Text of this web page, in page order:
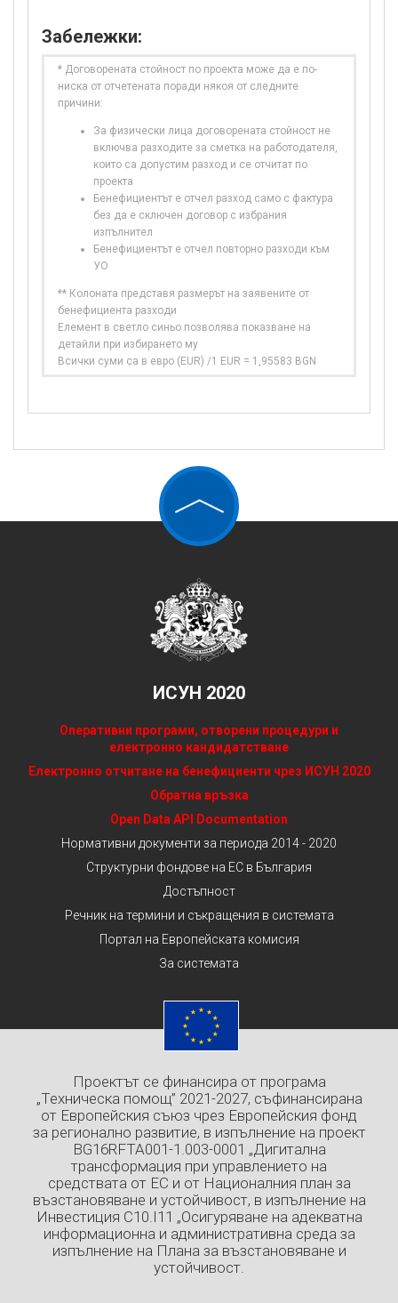
Забележки:
* Договорената стойност по проекта може да е по-
ниска от отчетената поради някоя от следните
причини:
За физически лица договорената стойност не
включва разходите за сметка на работодателя,
които са допустим разход и се отчитат по
проекта
Бенефициентът е отчел разход само с фактура
без да е сключен договор с избрания
изпълнител
Бенефициентът е отчел повторно разходи към
УО
** Колоната представя размерът на заявените от
бенефициента разходи
Елемент в светло синьо позволява показване на
детайли при избирането му
Всички суми са в евро (EUR) /1 EUR = 1,95583 BGN
ИСУН 2020
Оперативни програми, отворени процедури и
електронно кандидатстване
Електронно отчитане на бенефициенти чрез ИСУН 2020
Обратна връзка
Open Data API Documentation
Нормативни документи за периода 2014 - 2020
Структурни фондове на ЕС в България
Достъпност
Речник на термини и съкращения в системата
Портал на Европейската комисия
За системата
Проектът се финансира от програма
„Техническа помощ” 2021-2027, съфинансирана
от Европейския съюз чрез Европейския фонд
за регионално развитие, в изпълнение на проект
BG16RFTA001-1.003-0001 „Дигитална
трансформация при управлението на
средствата от ЕС и от Националния план за
възстановяване и устойчивост, в изпълнение на
Инвестиция C10.I11 „Осигуряване на адекватна
информационна и административна среда за
изпълнение на Плана за възстановяване и
устойчивост.